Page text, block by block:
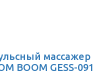
массажер
BOOM GESS-091